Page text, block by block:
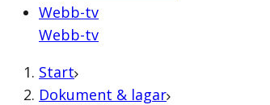
Webb-tv
Webb-tv
Start
Dokument & lagar